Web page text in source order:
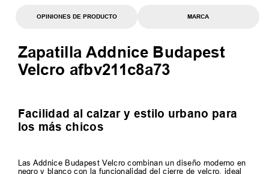
OPINIONES DE PRODUCTO MARCA
Velcro afbv211c8a73
los más chicos